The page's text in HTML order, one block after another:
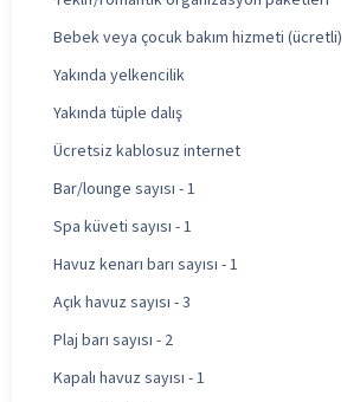
Bebek veya çocuk bakım hizmeti (ücretli)
Yakında yelkencilik
Yakında tüple dalış
Ücretsiz kablosuz internet
Bar/lounge sayısı - 1
Spa küveti sayısı - 1
Havuz kenarı barı sayısı - 1
Açık havuz sayısı - 3
Plaj barı sayısı - 2
Kapalı havuz sayısı - 1